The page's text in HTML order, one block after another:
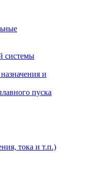
системы
и
пуска
тока и т.п.)